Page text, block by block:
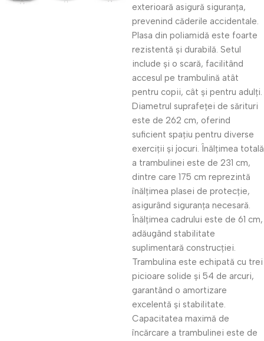
exterioară asigură siguranța,
prevenind căderile accidentale.
Plasa din poliamidă este foarte
rezistentă și durabilă. Setul
include și o scară, facilitând
accesul pe trambulină atât
pentru copii, cât și pentru adulți.
Diametrul suprafeței de sărituri
este de 262 cm, oferind
suficient spațiu pentru diverse
exerciții și jocuri. Înălțimea totală
a trambulinei este de 231 cm,
dintre care 175 cm reprezintă
înălțimea plasei de protecție,
asigurând siguranța necesară.
Înălțimea cadrului este de 61 cm,
adăugând stabilitate
suplimentară construcției.
Trambulina este echipată cu trei
picioare solide și 54 de arcuri,
garantând o amortizare
excelentă și stabilitate.
Capacitatea maximă de
încărcare a trambulinei este de